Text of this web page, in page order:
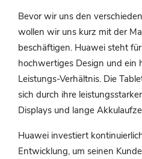
Bevor wir uns den
wollen wir uns kurz mit der
beschäftigen. Huawei steht
hochwertiges Design und ein
Leistungs-Verhältnis. Die
sich durch ihre
Displays und lange
Huawei investiert
Entwicklung, um seinen